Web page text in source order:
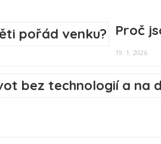
Proč
19. 1. 2026